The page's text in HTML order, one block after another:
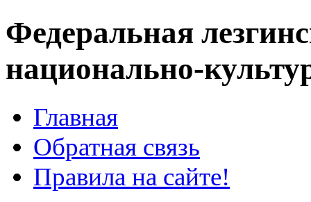
Федеральная
национально-
Главная
Обратная связь
Правила на сайте!